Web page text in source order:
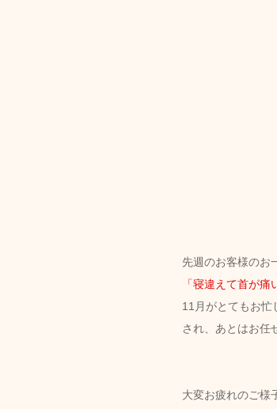
先週のお客様のお
「寝違えて首が痛
11月がとてもお忙
され、あとはお任
大変お疲れのご様